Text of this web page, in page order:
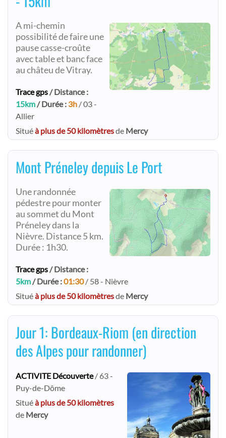
A mi-chemin
possibilité de faire une
pause casse-croûte
avec table et banc face
au châteu de Vitray.
Trace gps/ Distance :
15km/ Durée : 3h / 03 -
Allier
Situéà plus de 50 kilomètresde Mercy
Mont Préneley depuis Le Port
Une randonnée
pédestre pour monter
au sommet du Mont
Préneley dans la
Nièvre. Distance 5 km.
Durée : 1h30.
Trace gps/ Distance :
5km/ Durée :01:30/ 58 - Nièvre
Situéà plus de 50 kilomètresde Mercy
Jour 1: Bordeaux-Riom (en direction
des Alpes pour randonner)
ACTIVITE Découverte/ 63 -
Puy-de-Dôme
Situéà plus de 50 kilomètres
de Mercy